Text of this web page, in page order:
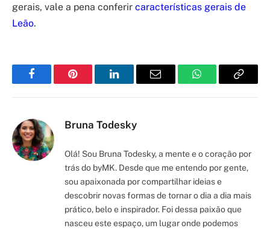
gerais, vale a pena conferir características gerais de
Leão.
FacebookPinterest LinkedInEmail WhatsAppCopy
Bruna Todesky
Olá! Sou Bruna Todesky, a mente e o coração por
trás do byMK. Desde que me entendo por gente,
sou apaixonada por compartilhar ideias e
descobrir novas formas de tornar o dia a dia mais
prático, belo e inspirador. Foi dessa paixão que
nasceu este espaço, um lugar onde podemos